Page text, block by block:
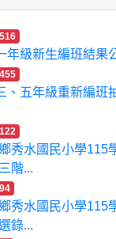
516
年級新生編班結果
455
、五年級重新編班
122
秀水國民小學115
階...
94
秀水國民小學115
錄...